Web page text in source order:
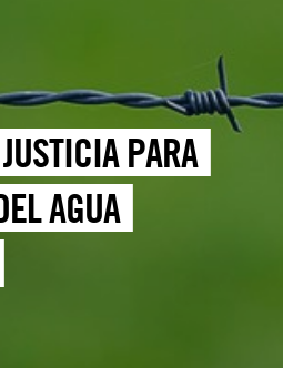
PARA
AGUA